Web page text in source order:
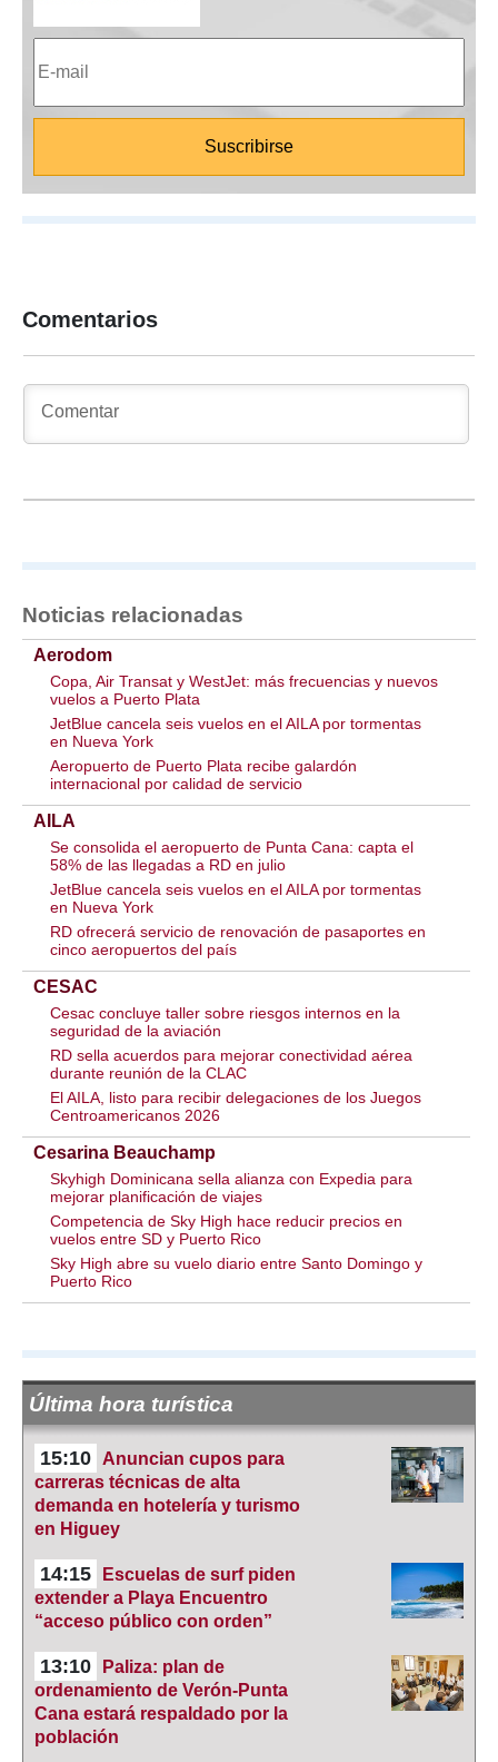
Comentarios
Noticias relacionadas
Aerodom
Copa, Air Transat y WestJet: más frecuencias y nuevos
vuelos a Puerto Plata
JetBlue cancela seis vuelos en el AILA por tormentas
en Nueva York
Aeropuerto de Puerto Plata recibe galardón
internacional por calidad de servicio
AILA
Se consolida el aeropuerto de Punta Cana: capta el
58% de las llegadas a RD en julio
JetBlue cancela seis vuelos en el AILA por tormentas
en Nueva York
RD ofrecerá servicio de renovación de pasaportes en
cinco aeropuertos del país
CESAC
Cesac concluye taller sobre riesgos internos en la
seguridad de la aviación
RD sella acuerdos para mejorar conectividad aérea
durante reunión de la CLAC
El AILA, listo para recibir delegaciones de los Juegos
Centroamericanos 2026
Cesarina Beauchamp
Skyhigh Dominicana sella alianza con Expedia para
mejorar planificación de viajes
Competencia de Sky High hace reducir precios en
vuelos entre SD y Puerto Rico
Sky High abre su vuelo diario entre Santo Domingo y
Puerto Rico
Última hora turística
15:10
Anuncian cupos para
carreras técnicas de alta
demanda en hotelería y turismo
en Higuey
14:15
Escuelas de surf piden
extender a Playa Encuentro
“acceso público con orden”
13:10
Paliza: plan de
ordenamiento de Verón-Punta
Cana estará respaldado por la
población